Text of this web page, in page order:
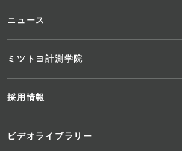
ニュース
ミツトヨ計測学院
採用情報
ビデオライブラリー